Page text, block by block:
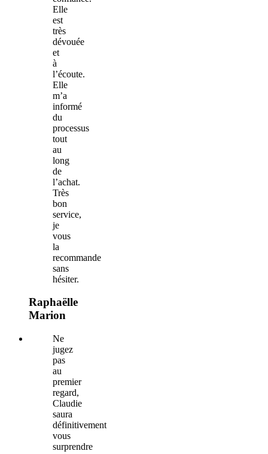
Elle
est
très
dévouée
et
à
l’écoute.
Elle
m’a
informé
du
processus
tout
au
long
de
l’achat.
Très
bon
service,
je
vous
la
recommande
sans
hésiter.
Raphaëlle
Marion
Ne
jugez
pas
au
premier
regard,
Claudie
saura
définitivement
vous
surprendre